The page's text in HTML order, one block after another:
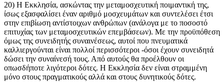
20) Η Εκκλησία, ασκώντας την μεταμοσχευτική ποιμαντική της,
ίσως εξασφαλίσει έναν αριθμό μοσχευμάτων και συντελέσει έτσι
στην επιβίωση αντίστοιχων ανθρώπων (ανάλογα με το ποσοστό
επιτυχίας των μεταμοσχευτικών επεμβάσεων). Με την προϋπόθεση
όμως της συνειδητής συναινέσεως, αυτοί που πνευματικά
καλλιεργούνται είναι πολλοί περισσότεροι -όσοι έχουν συνειδητά
δώσει την συναίνεσή τους. Από αυτούς θα προέλθουν οι
οπωσδήποτε λιγότεροι δότες. Η Εκκλησία δεν είναι στραμμένη
μόνο στους πραγματικούς αλλά και στους δυνητικούς δότες.